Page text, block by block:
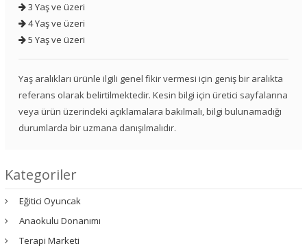
3 Yaş ve üzeri
4 Yaş ve üzeri
5 Yaş ve üzeri
Yaş aralıkları ürünle ilgili genel fikir vermesi için geniş bir aralıkta
referans olarak belirtilmektedir. Kesin bilgi için üretici sayfalarına
veya ürün üzerindeki açıklamalara bakılmalı, bilgi bulunamadığı
durumlarda bir uzmana danışılmalıdır.
Kategoriler
Eğitici Oyuncak
Anaokulu Donanımı
Terapi Marketi